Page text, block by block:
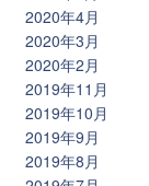
2020年4月
2020年3月
2020年2月
2019年11月
2019年10月
2019年9月
2019年8月